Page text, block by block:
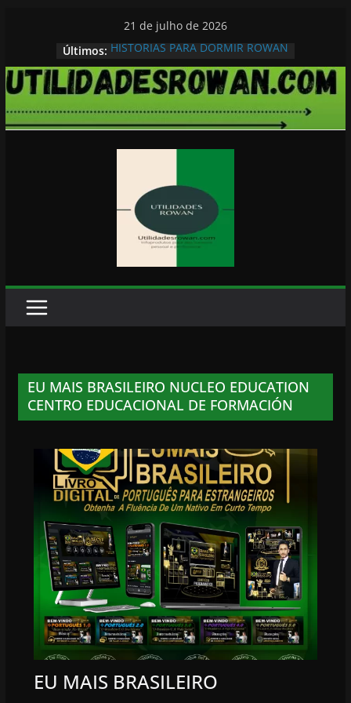
conteúdo
21 de julho de 2026
Últimos: HISTORIAS PARA DORMIR ROWAN
EU MAIS BRASILEIRO NUCLEO EDUCATION
CENTRO EDUCACIONAL DE FORMACIÓN
EU MAIS BRASILEIRO